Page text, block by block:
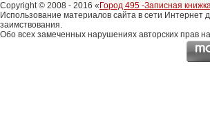
Copyright © 2008 - 2016 « Город 495 -Записная
Использование материалов сайта в сети Интернет
заимствования.
Обо всех замеченных нарушениях авторских прав